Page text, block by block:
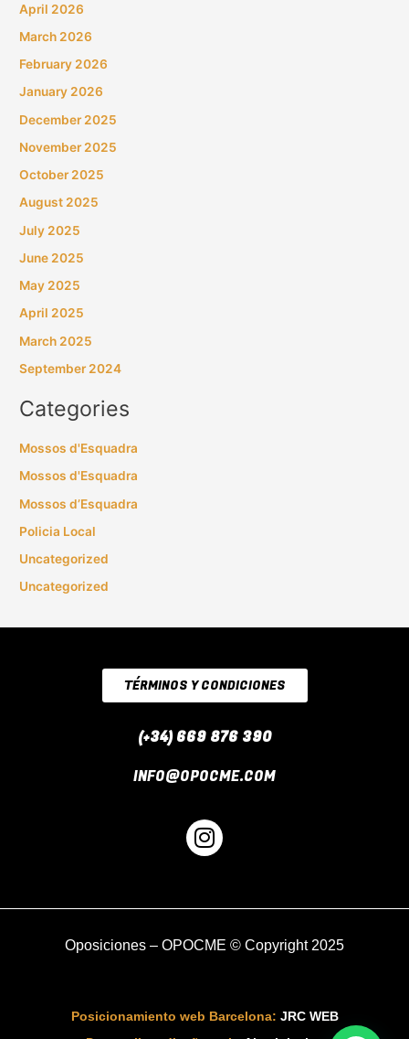
April 2026
March 2026
February 2026
January 2026
December 2025
November 2025
October 2025
August 2025
July 2025
June 2025
May 2025
April 2025
March 2025
September 2024
Categories
Mossos d'Esquadra
Mossos d'Esquadra
Mossos d’Esquadra
Policia Local
Uncategorized
Uncategorized
TÉRMINOS Y CONDICIONES
(+34) 669 876 390
INFO@OPOCME.COM
I
n
g
m
Oposiciones – OPOCME © Copyright 2025
Posicionamiento web Barcelona: JRC WEB